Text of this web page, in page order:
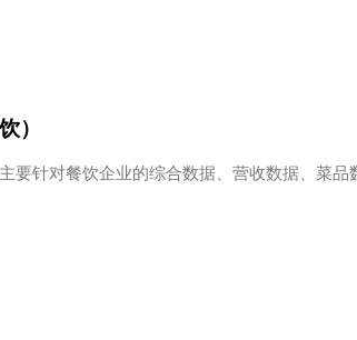
）
要针对餐饮企业的综合数据、营收数据、菜